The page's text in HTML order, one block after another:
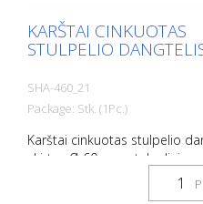
KARŠTAI CINKUOTAS
STULPELIO
SHA-460_21
Package: Stk. (1Pc.)
Karštai cinkuotas stulpelio
skirtas Ø 60 mm stulpeliui, su
užraktu, tinka įžeminimo
Nr. 460.40, atidaromas